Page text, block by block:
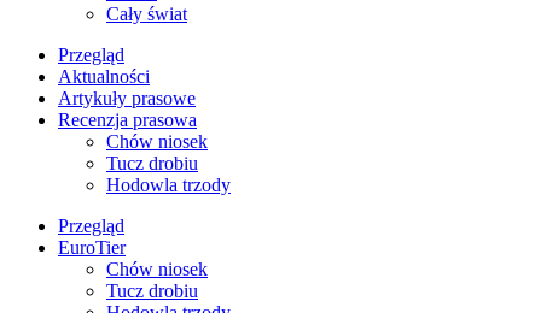
Cały świat
Przegląd
Aktualności
Artykuły prasowe
Recenzja prasowa
Chów niosek
Tucz drobiu
Hodowla trzody
Przegląd
EuroTier
Chów niosek
Tucz drobiu